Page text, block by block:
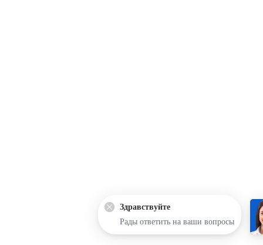
Здравствуйте
Рады ответить на ваши вопросы